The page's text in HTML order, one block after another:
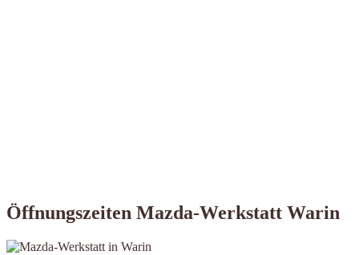
Öffnungszeiten Mazda-Werkstatt Warin